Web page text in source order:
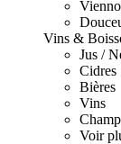
Vins &
Jus /
Cidres
Bières
Vins
Voir